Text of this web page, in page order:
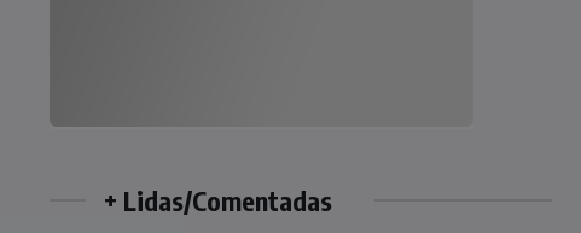
+ Lidas/Comentadas